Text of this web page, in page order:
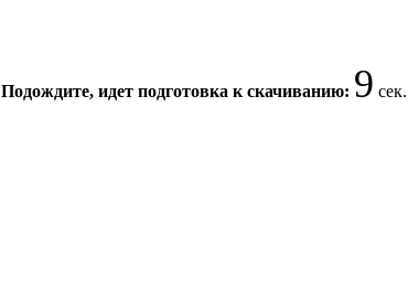
Подождите, идет подготовка к скачиванию: 8 сек.